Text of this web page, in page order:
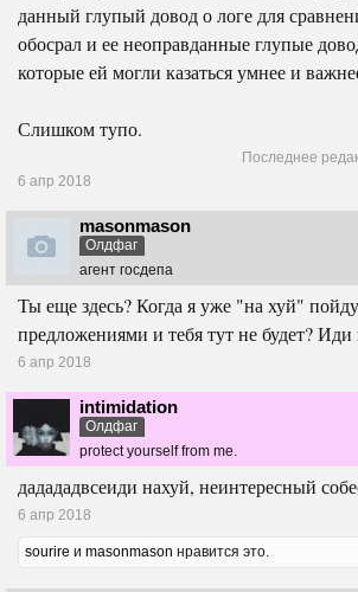
данный глупый довод о логе для
обосрал и ее неоправданные глупые
которые ей могли казаться умнее и
Слишком тупо.
Последнее
6 апр 2018
masonmason
Олдфаг
агент госдепа
Ты еще здесь? Когда я уже "на хуй"
предложениями и тебя тут не будет?
6 апр 2018
intimidation
Олдфаг
protect yourself from me.
дадададвсеиди нахуй, неинтересный
6 апр 2018
sourire и masonmason нравится это.